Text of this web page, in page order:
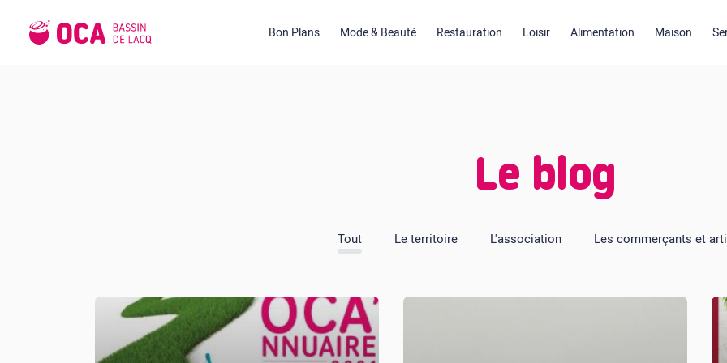
Bon Plans Mode & Beauté Restauration Loisir Alimentation Maison
Le blog
Tout Le territoire L'association Les commerçants et